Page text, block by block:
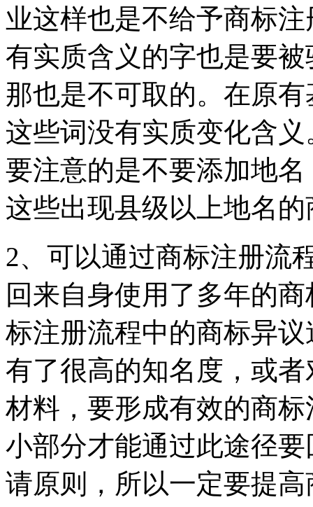
业这样也是不给予商标
有实质含义的字也是要
那也是不可取的。在原
这些词没有实质变化含
要注意的是不要添加地
这些出现县级以上地名
2、可以通过商标注册流
回来自身使用了多年的
标注册流程中的商标异
有了很高的知名度，或
材料，要形成有效的商
小部分才能通过此途径
请原则，所以一定要提